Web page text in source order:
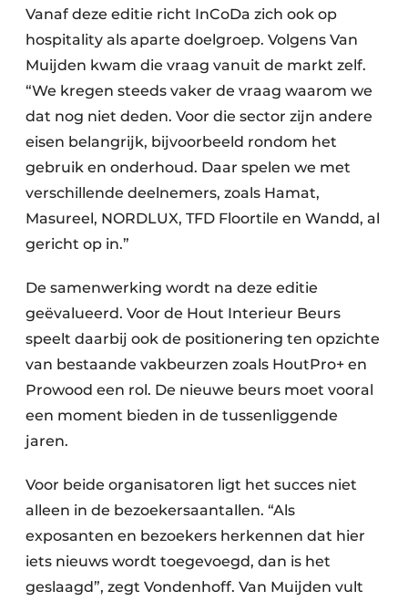
Vanaf deze editie richt InCoDa zich ook op
hospitality als aparte doelgroep. Volgens Van
Muijden kwam die vraag vanuit de markt zelf.
“We kregen steeds vaker de vraag waarom we
dat nog niet deden. Voor die sector zijn andere
eisen belangrijk, bijvoorbeeld rondom het
gebruik en onderhoud. Daar spelen we met
verschillende deelnemers, zoals Hamat,
Masureel, NORDLUX, TFD Floortile en Wandd, al
gericht op in.”
De samenwerking wordt na deze editie
geëvalueerd. Voor de Hout Interieur Beurs
speelt daarbij ook de positionering ten opzichte
van bestaande vakbeurzen zoals HoutPro+ en
Prowood een rol. De nieuwe beurs moet vooral
een moment bieden in de tussenliggende
jaren.
Voor beide organisatoren ligt het succes niet
alleen in de bezoekersaantallen. “Als
exposanten en bezoekers herkennen dat hier
iets nieuws wordt toegevoegd, dan is het
geslaagd”, zegt Vondenhoff. Van Muijden vult